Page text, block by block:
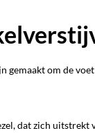
om de
dat zich uitstrekt